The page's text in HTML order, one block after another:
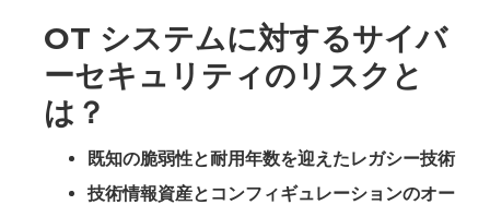
OT システムに対するサイバ
ーセキュリティのリスクと
は？
既知の脆弱性と耐用年数を迎えたレガシー技術
技術情報資産とコンフィギュレーションのオー